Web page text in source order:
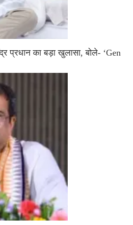
प्रधान का बड़ा खुलासा, बोले- ‘Gen